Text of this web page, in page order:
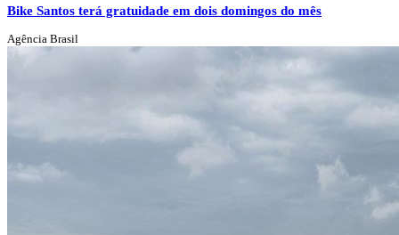
Bike Santos terá gratuidade em dois domingos do mês
Agência Brasil